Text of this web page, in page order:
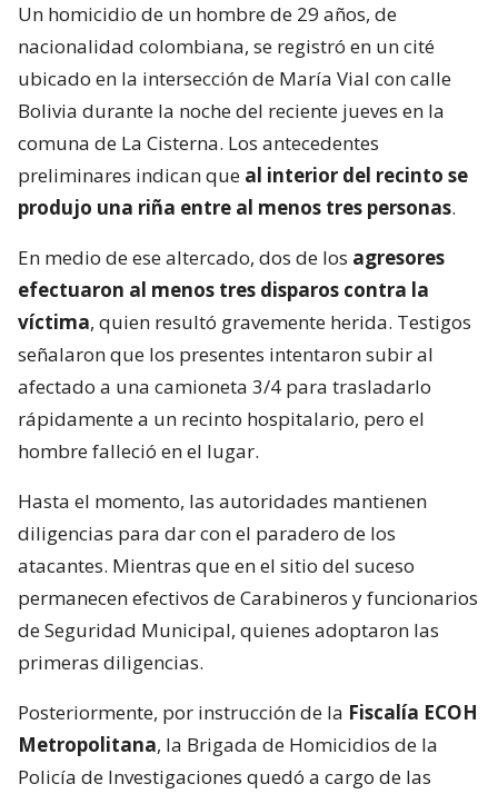
Un homicidio de un hombre de 29 años, de
nacionalidad colombiana, se registró en un cité
ubicado en la intersección de María Vial con calle
Bolivia durante la noche del reciente jueves en la
comuna de La Cisterna. Los antecedentes
preliminares indican que al interior del recinto se
produjo una riña entre al menos tres personas.
En medio de ese altercado, dos de los agresores
efectuaron al menos tres disparos contra la
víctima, quien resultó gravemente herida. Testigos
señalaron que los presentes intentaron subir al
afectado a una camioneta 3/4 para trasladarlo
rápidamente a un recinto hospitalario, pero el
hombre falleció en el lugar.
Hasta el momento, las autoridades mantienen
diligencias para dar con el paradero de los
atacantes. Mientras que en el sitio del suceso
permanecen efectivos de Carabineros y funcionarios
de Seguridad Municipal, quienes adoptaron las
primeras diligencias.
Posteriormente, por instrucción de la Fiscalía ECOH
Metropolitana, la Brigada de Homicidios de la
Policía de Investigaciones quedó a cargo de las